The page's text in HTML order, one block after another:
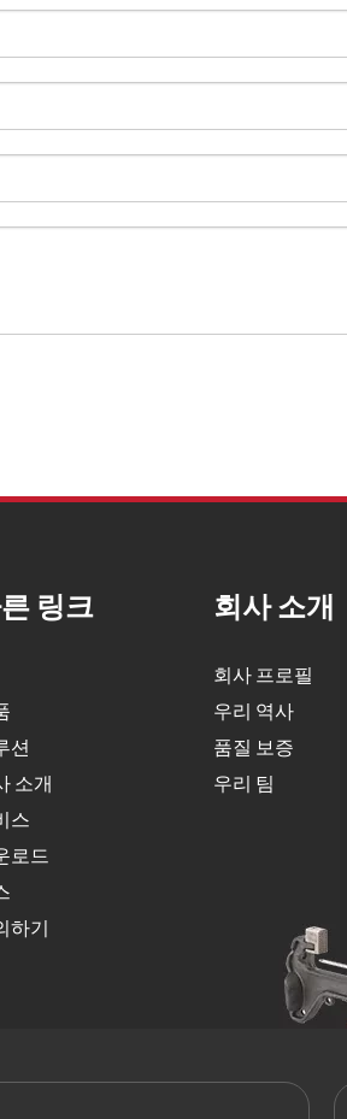
링크
션
소개
스
로드
하기
회사 소개
회사 프로필
우리 역사
품질 보증
우리 팀